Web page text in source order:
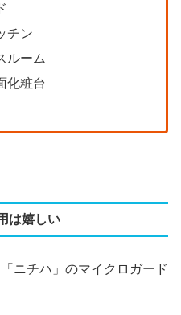
チン
ルーム
化粧台
は嬉しい
ニチハ」のマイクロガード